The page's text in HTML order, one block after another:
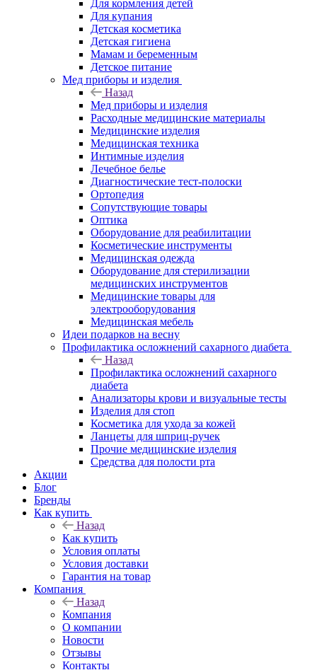
Для кормления детей
Для купания
Детская косметика
Детская гигиена
Мамам и беременным
Детское питание
Мед приборы и изделия
Назад
Мед приборы и изделия
Расходные медицинские материалы
Медицинские изделия
Медицинская техника
Интимные изделия
Лечебное белье
Диагностические тест-полоски
Ортопедия
Сопутствующие товары
Оптика
Оборудование для реабилитации
Косметические инструменты
Медицинская одежда
Оборудование для стерилизации
медицинских инструментов
Медицинские товары для
электрооборудования
Медицинская мебель
Идеи подарков на весну
Профилактика осложнений сахарного диабета
Назад
Профилактика осложнений сахарного
диабета
Анализаторы крови и визуальные тесты
Изделия для стоп
Косметика для ухода за кожей
Ланцеты для шприц-ручек
Прочие медицинские изделия
Средства для полости рта
Акции
Блог
Бренды
Как купить
Назад
Как купить
Условия оплаты
Условия доставки
Гарантия на товар
Компания
Назад
Компания
О компании
Новости
Отзывы
Контакты